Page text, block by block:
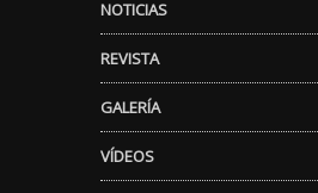
NOTICIAS
REVISTA
GALERÍA
VÍDEOS